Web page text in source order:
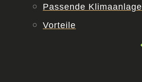
Passende Klimaanlage
Vorteile